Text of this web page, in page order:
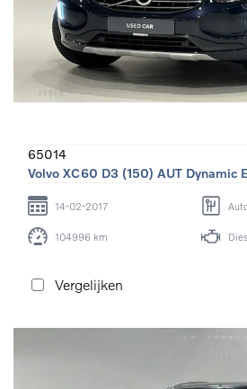
65014
Volvo XC60 D3 (150) AUT Dynamic
14-02-2017
104996 km
Vergelijken